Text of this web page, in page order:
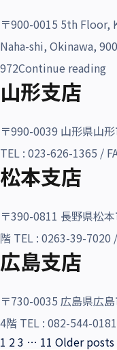
〒900-0015 5th
Naha-shi, Okinawa,
972Continue reading
山形支店
〒990-0039 山形県山
TEL : 023-626-1365 /
松本支店
〒390-0811 長野県松
階 TEL : 0263-39-7020
広島支店
〒730-0035 広島県広
4階 TEL : 082-544-
投
1 23 … 11 Older posts